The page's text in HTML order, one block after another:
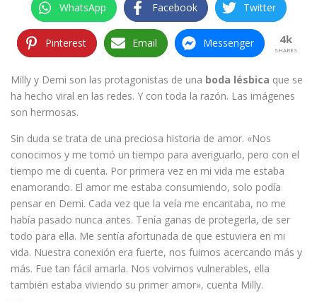
WhatsApp Facebook Twitter
Pinterest Email Messenger 4k
SHARES
Milly y Demi son las protagonistas de una boda lésbica que se
ha hecho viral en las redes. Y con toda la razón. Las imágenes
son hermosas.
Sin duda se trata de una preciosa historia de amor. «Nos
conocimos y me tomó un tiempo para averiguarlo, pero con el
tiempo me di cuenta. Por primera vez en mi vida me estaba
enamorando. El amor me estaba consumiendo, solo podía
pensar en Demi. Cada vez que la veía me encantaba, no me
había pasado nunca antes. Tenía ganas de protegerla, de ser
todo para ella. Me sentía afortunada de que estuviera en mi
vida. Nuestra conexión era fuerte, nos fuimos acercando más y
más. Fue tan fácil amarla. Nos volvimos vulnerables, ella
también estaba viviendo su primer amor», cuenta Milly.